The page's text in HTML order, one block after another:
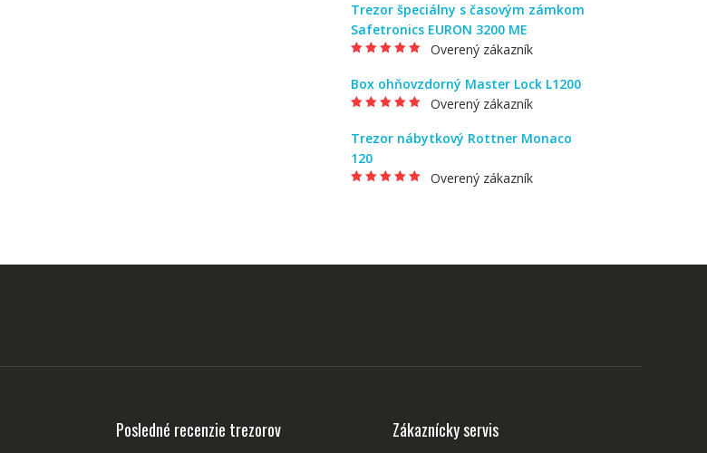
Trezor špeciálny s časovým zámkom
Safetronics EURON 3200 ME
Overený zákazník
Box ohňovzdorný Master Lock L1200
Overený zákazník
Trezor nábytkový Rottner Monaco
120
Overený zákazník
Posledné recenzie trezorov Zákaznícky servis